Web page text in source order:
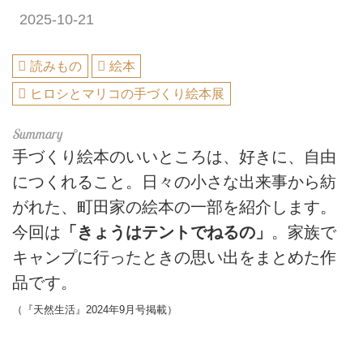
2025-10-21
読みもの
絵本
ヒロシとマリコの手づくり絵本展
手づくり絵本のいいところは、好きに、自由
につくれること。日々の小さな出来事から紡
がれた、町田家の絵本の一部を紹介します。
今回は 「きょうはテントでねるの」 。家族で
キャンプに行ったときの思い出をまとめた作
品です。
（『天然生活』2024年9月号掲載）